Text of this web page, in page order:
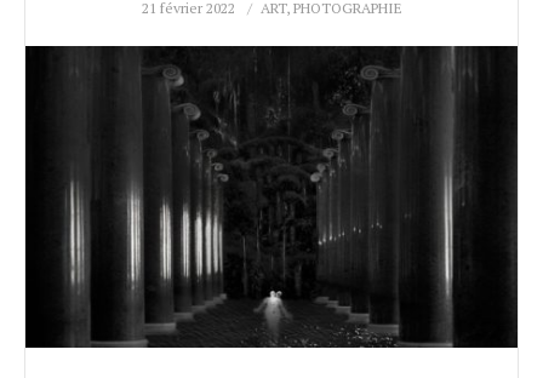
21 février 2022 ART, PHOTOGRAPHIE